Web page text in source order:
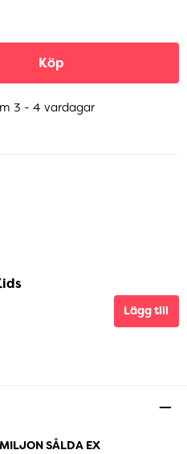
Köp
3 - 4 vardagar
Lägg till
MILJON SÅLDA EX